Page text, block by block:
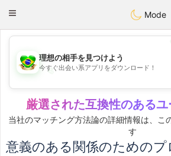
Toggle
Mode
💖
💕
理想の相手を見つけよう
今すぐ出会い系アプリをダウンロード！
厳選された互換性のあるユ
当社のマッチング方法論の詳細情報は、こ
す
意義のある関係のためのプ